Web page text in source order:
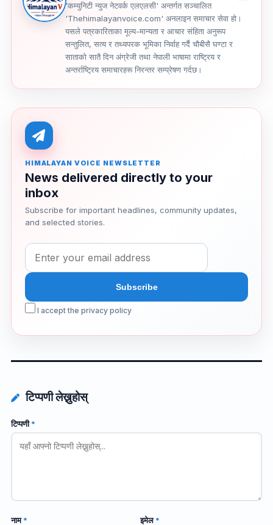
'कम्युनिटी न्युज नेटवर्क एलएलसी' अन्तर्गत सञ्चालित
'Thehimalayanvoice.com' अनलाइन समाचार सेवा हो।
यसले पत्रकारिताका मूल्य-मान्यता र आचार संहिता अनुरूप
सन्तुलित, सत्य र तथ्यपरक भूमिका निर्वाह गर्दै चौबीसै घण्टा र
साताको सातै दिन अंग्रेजी तथा नेपाली भाषामा राष्ट्रिय र
अन्तर्राष्ट्रिय समाचारहरू निरन्तर सम्प्रेषण गर्दछ।
HIMALAYAN VOICE NEWSLETTER
News delivered directly to your
inbox
Subscribe for important headlines, community updates,
and selected stories.
I accept the privacy policy
टिप्पणी लेख्नुहोस्
टिप्पणी*
नाम* इमेल*